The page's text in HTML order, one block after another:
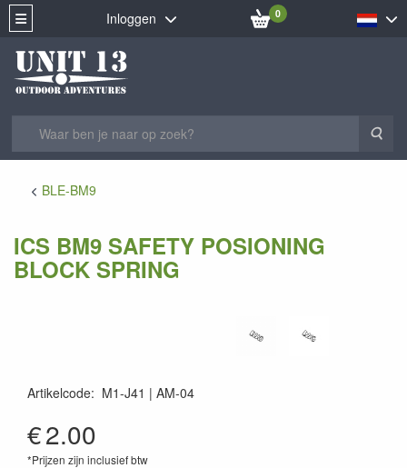
Inloggen 0
BLE-BM9
ICS BM9 SAFETY POSIONING
BLOCK SPRING
Artikelcode: M1-J41
AM-04
€2.00
*Prijzen zijn inclusief btw